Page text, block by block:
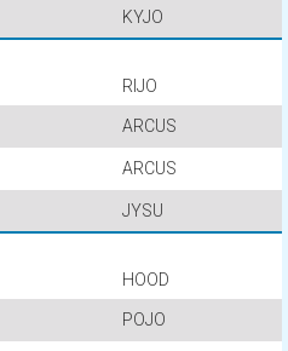
KYJO
RIJO
ARCUS
ARCUS
JYSU
HOOD
POJO